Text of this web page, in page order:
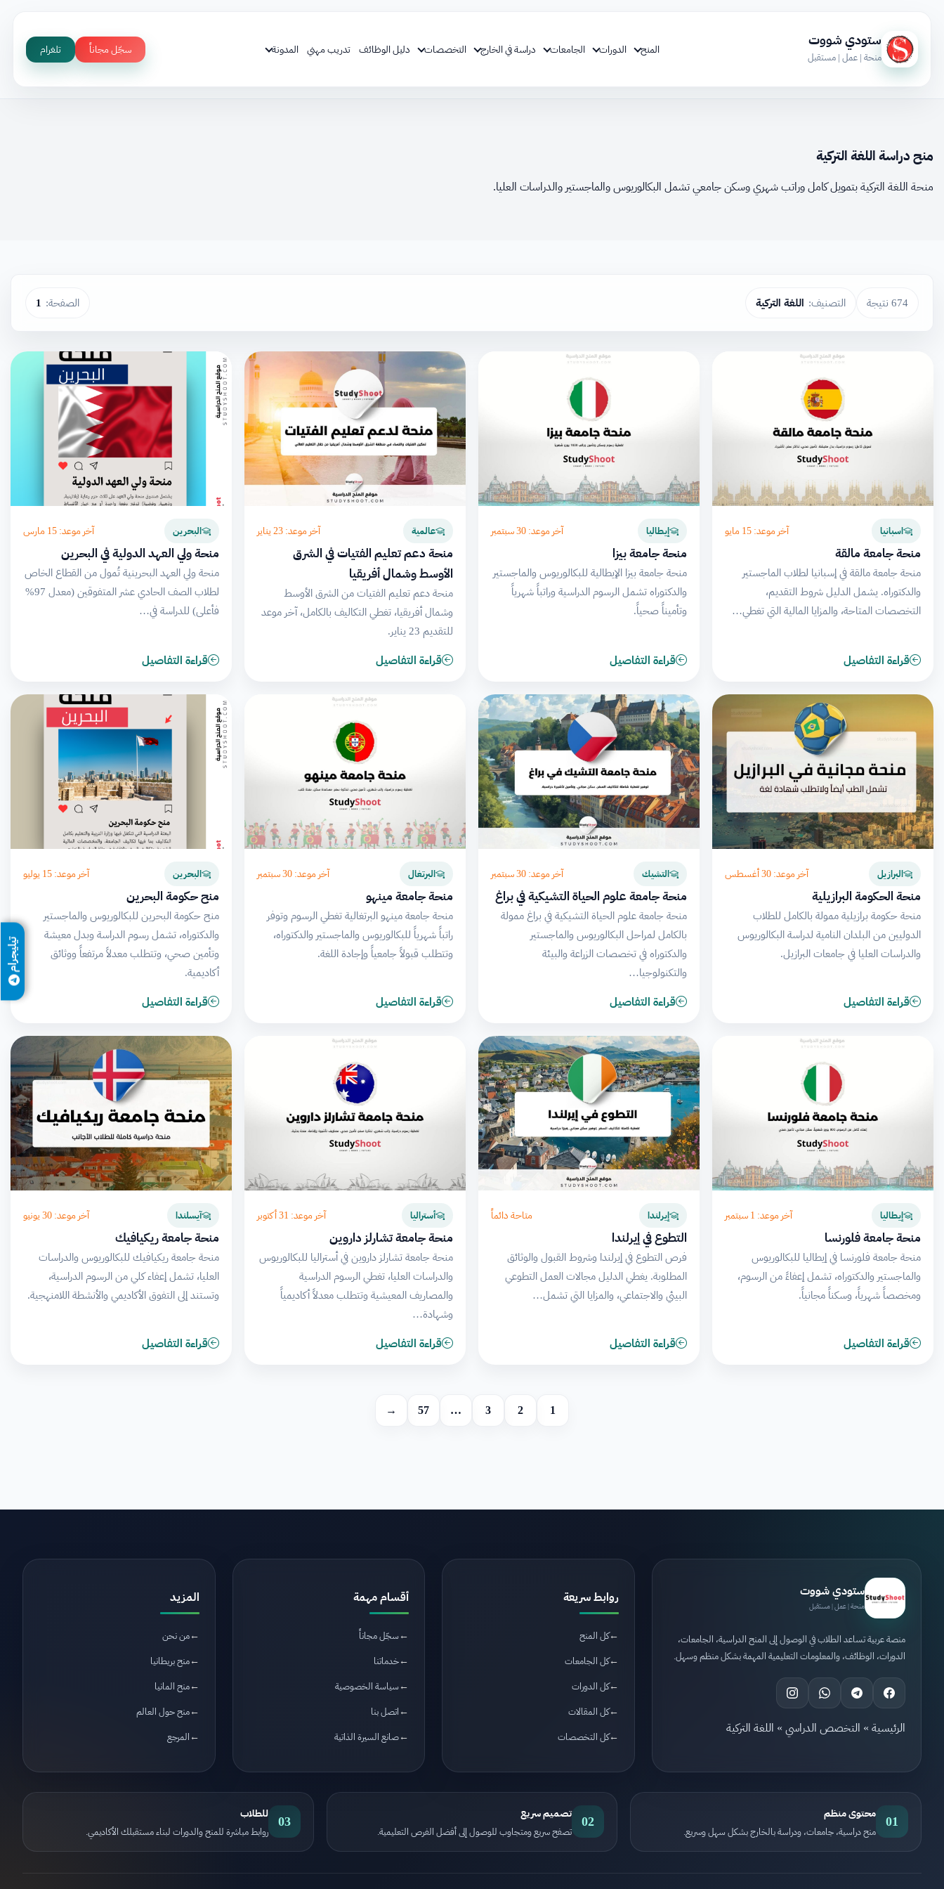
ستودي شووت
منحة | عمل | مستقبل
المنح الدورات الجامعات دراسة في الخارج التخصصات دليل الوظائف تدريب مهني المدونة سجّل مجاناً تلغرام
منح دراسة اللغة التركية
منحة اللغة التركية بتمويل كامل وراتب شهري وسكن جامعي تشمل البكالوريوس والماجستير والدراسات العليا.
674 نتيجة التصنيف: اللغة التركية الصفحة: 1
اسبانيا آخر موعد: 15 مايو
منحة جامعة مالقة
منحة جامعة مالقة في إسبانيا لطلاب الماجستير
والدكتوراه. يشمل الدليل شروط التقديم،
التخصصات المتاحة، والمزايا المالية التي تغطي…
قراءة التفاصيل
إيطاليا آخر موعد: 30 سبتمبر
منحة جامعة بيزا
منحة جامعة بيزا الإيطالية للبكالوريوس والماجستير
والدكتوراه تشمل الرسوم الدراسية وراتباً شهرياً
وتأميناً صحياً.
قراءة التفاصيل
عالمية آخر موعد: 23 يناير
منحة دعم تعليم الفتيات في الشرق
الأوسط وشمال أفريقيا
منحة دعم تعليم الفتيات من الشرق الأوسط
وشمال أفريقيا، تغطي التكاليف بالكامل، آخر موعد
للتقديم 23 يناير.
قراءة التفاصيل
البحرين آخر موعد: 15 مارس
منحة ولي العهد الدولية في البحرين
منحة ولي العهد البحرينية تُمول من القطاع الخاص
لطلاب الصف الحادي عشر المتفوقين (معدل 97%
فأعلى) للدراسة في…
قراءة التفاصيل
البرازيل آخر موعد: 30 أغسطس
منحة الحكومة البرازيلية
منحة حكومة برازيلية ممولة بالكامل للطلاب
الدوليين من البلدان النامية لدراسة البكالوريوس
والدراسات العليا في جامعات البرازيل.
قراءة التفاصيل
التشيك آخر موعد: 30 سبتمبر
منحة جامعة علوم الحياة التشيكية في براغ
منحة جامعة علوم الحياة التشيكية في براغ ممولة
بالكامل لمراحل البكالوريوس والماجستير
والدكتوراه في تخصصات الزراعة والبيئة
والتكنولوجيا…
قراءة التفاصيل
البرتغال آخر موعد: 30 سبتمبر
منحة جامعة مينهو
منحة جامعة مينهو البرتغالية تغطي الرسوم وتوفر
راتباً شهرياً للبكالوريوس والماجستير والدكتوراه،
وتتطلب قبولاً جامعياً وإجادة اللغة.
قراءة التفاصيل
البحرين آخر موعد: 15 يوليو
منح حكومة البحرين
منح حكومة البحرين للبكالوريوس والماجستير
والدكتوراه، تشمل رسوم الدراسة وبدل معيشة
وتأمين صحي، وتتطلب معدلاً مرتفعاً ووثائق
أكاديمية.
قراءة التفاصيل
إيطاليا آخر موعد: 1 سبتمبر
منحة جامعة فلورنسا
منحة جامعة فلورنسا في إيطاليا للبكالوريوس
والماجستير والدكتوراه، تشمل إعفاءً من الرسوم،
ومخصصاً شهرياً، وسكناً مجانياً.
قراءة التفاصيل
إيرلندا متاحة دائماً
التطوع في إيرلندا
فرص التطوع في إيرلندا وشروط القبول والوثائق
المطلوبة. يغطي الدليل مجالات العمل التطوعي
البيئي والاجتماعي، والمزايا التي تشمل…
قراءة التفاصيل
أستراليا آخر موعد: 31 أكتوبر
منحة جامعة تشارلز داروين
منحة جامعة تشارلز داروين في أستراليا للبكالوريوس
والدراسات العليا، تغطي الرسوم الدراسية
والمصاريف المعيشية وتتطلب معدلاً أكاديمياً
وشهادة…
قراءة التفاصيل
آيسلندا آخر موعد: 30 يونيو
منحة جامعة ريكيافيك
منحة جامعة ريكيافيك للبكالوريوس والدراسات
العليا، تشمل إعفاء كلي من الرسوم الدراسية،
وتستند إلى التفوق الأكاديمي والأنشطة اللامنهجية.
قراءة التفاصيل
1
2
3
…
57
→
ستودي شووت
منحة | عمل | مستقبل
منصة عربية تساعد الطلاب في الوصول إلى المنح الدراسية، الجامعات،
الدورات، الوظائف، والمعلومات التعليمية المهمة بشكل منظم وسهل.
الرئيسية » التخصص الدراسي » اللغة التركية
روابط سريعة
كل المنح
كل الجامعات
كل الدورات
كل المقالات
كل التخصصات
أقسام مهمة
سجّل مجاناً
خدماتنا
سياسة الخصوصية
اتصل بنا
صانع السيرة الذاتية
المزيد
من نحن
منح بريطانيا
منح المانيا
منح حول العالم
المرجع
01 محتوى منظم
منح دراسية، جامعات، ودراسة بالخارج بشكل سهل وسريع.
02 تصميم سريع
تصفح سريع ومتجاوب للوصول إلى أفضل الفرص التعليمية.
03 للطلاب
روابط مباشرة للمنح والدورات لبناء مستقبلك الأكاديمي.
تيليجرام